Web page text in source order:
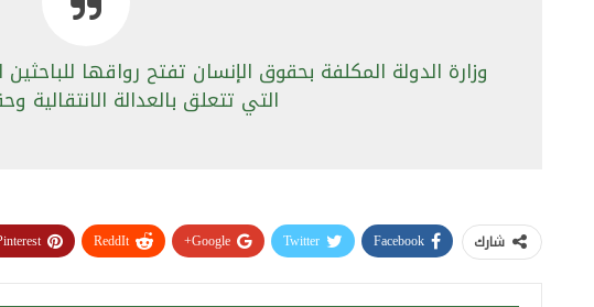
وزارة الدولة المكلفة بحقوق الإنسان تفتح رواقها
التي تتعلق بالعدالة الانتقالية
شارك Facebook
Twitter
Google+
ReddIt